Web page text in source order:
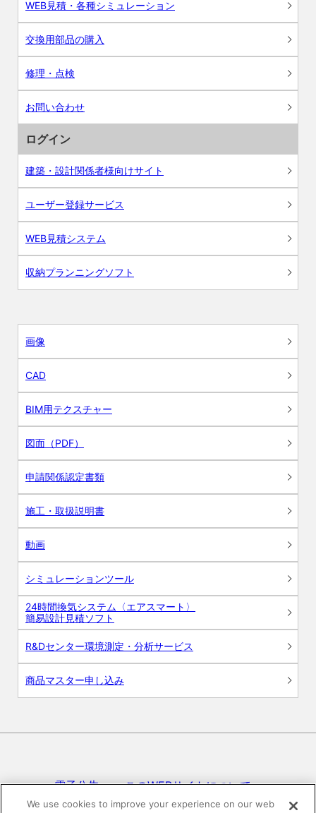
WEB見積・各種シミュレーション
交換用部品の購入
修理・点検
お問い合わせ
ログイン
建築・設計関係者様向けサイト
ユーザー登録サービス
WEB見積システム
収納プランニングソフト
画像
CAD
BIM用テクスチャー
図面（PDF）
申請関係認定書類
施工・取扱説明書
動画
シミュレーションツール
24時間換気システム〈エアスマート〉
簡易設計見積ソフト
R&Dセンター環境測定・分析サービス
商品マスター申し込み
電子公告 このWEBサイトについて
We use cookies to improve your experience on our web